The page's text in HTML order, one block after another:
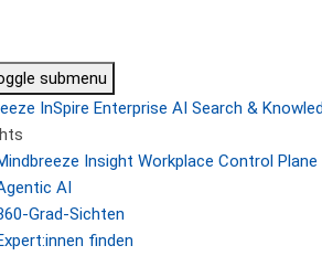
submenu
InSpire Enterprise AI Search &
Insight Workplace Control
AI
Grad-Sichten
finden